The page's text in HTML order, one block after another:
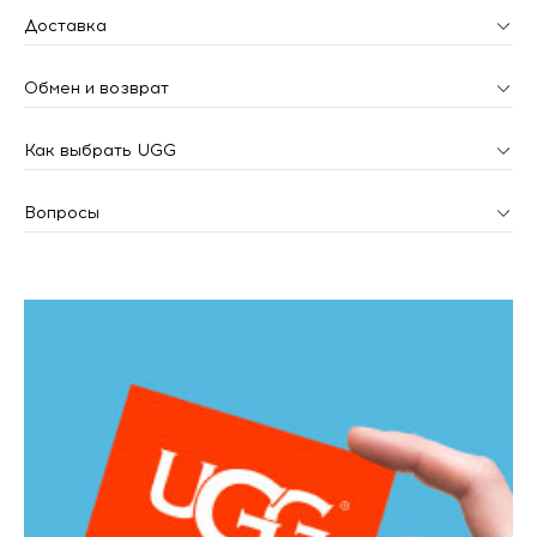
Доставка
Обмен и возврат
Как выбрать UGG
Вопросы